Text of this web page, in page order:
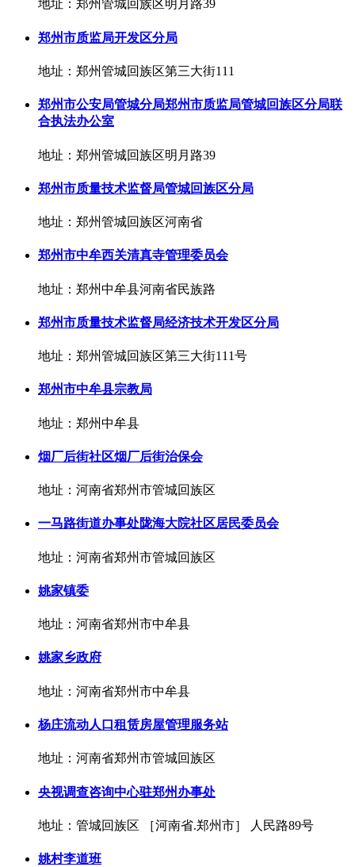
地址：郑州管城回族区明月路39
郑州市质监局开发区分局
地址：郑州管城回族区第三大街111
郑州市公安局管城分局郑州市质监局管城回族区分局联
合执法办公室
地址：郑州管城回族区明月路39
郑州市质量技术监督局管城回族区分局
地址：郑州管城回族区河南省
郑州市中牟西关清真寺管理委员会
地址：郑州中牟县河南省民族路
郑州市质量技术监督局经济技术开发区分局
地址：郑州管城回族区第三大街111号
郑州市中牟县宗教局
地址：郑州中牟县
烟厂后街社区烟厂后街治保会
地址：河南省郑州市管城回族区
一马路街道办事处陇海大院社区居民委员会
地址：河南省郑州市管城回族区
姚家镇委
地址：河南省郑州市中牟县
姚家乡政府
地址：河南省郑州市中牟县
杨庄流动人口租赁房屋管理服务站
地址：河南省郑州市管城回族区
央视调查咨询中心驻郑州办事处
地址：管城回族区 ［河南省.郑州市］ 人民路89号
姚村李道班